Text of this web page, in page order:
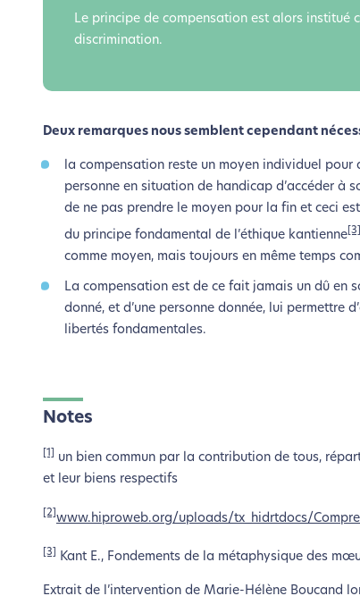
Le principe de compensation est alors institué
discrimination.
Deux remarques nous semblent cependant
la compensation reste un moyen individuel pour
personne en situation de handicap d’accéder à
de ne pas prendre le moyen pour la fin et ceci
du principe fondamental de l’éthique kantienne [3]
comme moyen, mais toujours en même temps
La compensation est de ce fait jamais un dû en
donné, et d’une personne donnée, lui permettre
libertés fondamentales.
Notes
[1]
un bien commun par la contribution de tous,
et leur biens respectifs
[2] www.hiproweb.org/uploads/tx_hidrtdocs/
[3] Kant E., Fondements de la métaphysique des
Extrait de l’intervention de Marie-Hélène Boucand